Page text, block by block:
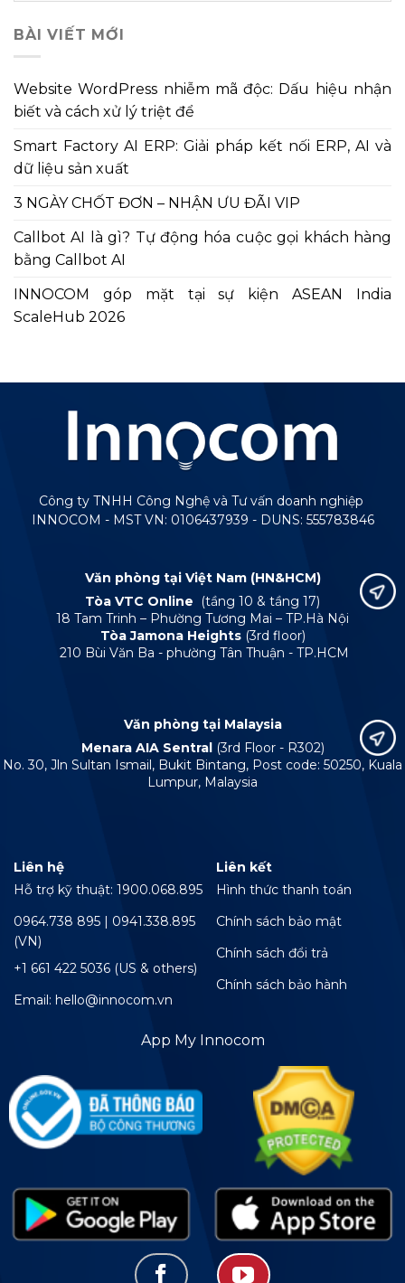
viết
BÀI VIẾT MỚI
Website WordPress nhiễm mã độc: Dấu hiệu nhận
biết và cách xử lý triệt để
Smart Factory AI ERP: Giải pháp kết nối ERP, AI và
dữ liệu sản xuất
3 NGÀY CHỐT ĐƠN – NHẬN ƯU ĐÃI VIP
Callbot AI là gì? Tự động hóa cuộc gọi khách hàng
bằng Callbot AI
INNOCOM góp mặt tại sự kiện ASEAN India
ScaleHub 2026
Công ty TNHH Công Nghệ và Tư vấn doanh nghiệp
INNOCOM - MST VN: 0106437939 - DUNS: 555783846
Văn phòng tại Việt Nam (HN&HCM)
Tòa VTC Online
(tầng 10 & tầng 17)
18 Tam Trinh – Phường Tương Mai – TP.Hà Nội
Tòa Jamona Heights (3rd floor)
210 Bùi Văn Ba - phường Tân Thuận - TP.HCM
Văn phòng tại Malaysia
Menara AIA Sentral (3rd Floor - R302)
No. 30, Jln Sultan Ismail, Bukit Bintang, Post code: 50250, Kuala
Lumpur, Malaysia
Liên hệ
Hỗ trợ kỹ thuật: 1900.068.895
0964.738 895 | 0941.338.895
(VN)
+1 661 422 5036 (US & others)
Email: hello@innocom.vn
Liên kết
Hình thức thanh toán
Chính sách bảo mật
Chính sách đổi trả
Chính sách bảo hành
App My Innocom